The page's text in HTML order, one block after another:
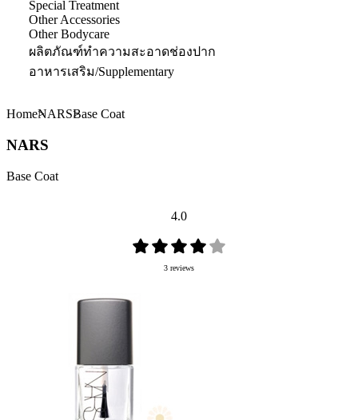
Special Treatment
Other Accessories
Other Bodycare
ผลิตภัณฑ์ทำความสะอาดช่องปาก
อาหารเสริม/Supplementary
HomeNARSBase Coat
NARS
Base Coat
4.0
3 reviews